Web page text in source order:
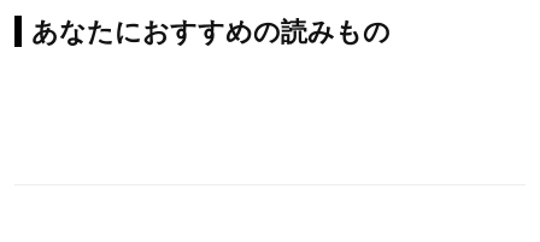
あなたにおすすめの読みもの